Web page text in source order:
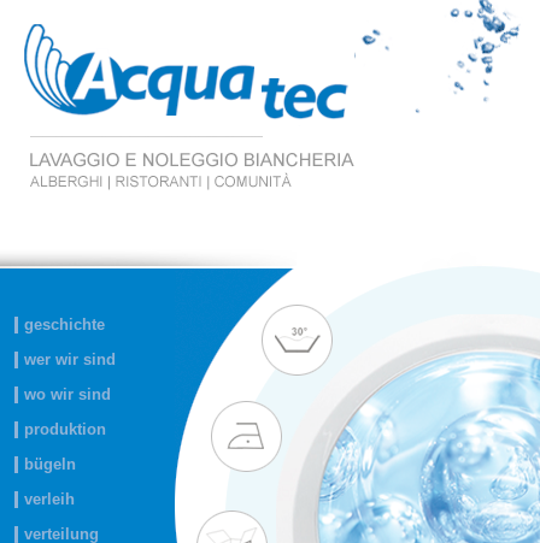
geschichte
wer wir sind
wo wir sind
produktion
bügeln
verleih
verteilung